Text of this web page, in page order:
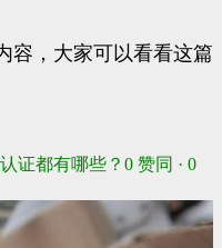
容，大家可以看看这篇
证都有哪些？ 0 赞同 · 0